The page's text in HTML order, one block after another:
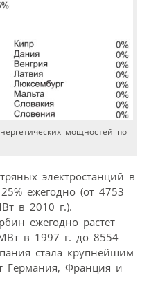
мощностей по
электростанций в
ежегодно (от 4753
в 2010 г.).
ежегодно растет
в 1997 г. до 8554
стала крупнейшим
Германия, Франция и